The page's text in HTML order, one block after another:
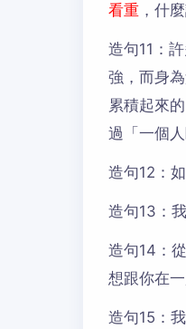
看重 ，什
造句11：
強，而身
累積起來
過「一個
造句12：
造句13：
造句14：
想跟你在
造句15：